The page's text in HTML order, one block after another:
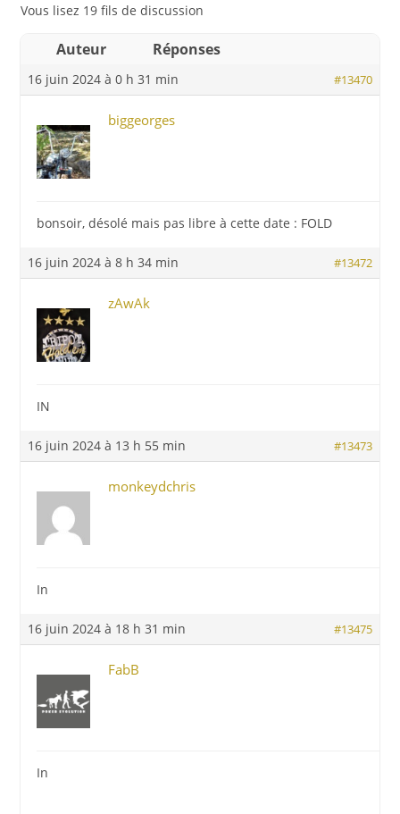
Vous lisez 19 fils de discussion
Auteur Réponses
16 juin 2024 à 0 h 31 min #13470
biggeorges
bonsoir, désolé mais pas libre à cette date : FOLD
16 juin 2024 à 8 h 34 min #13472
zAwAk
IN
16 juin 2024 à 13 h 55 min #13473
monkeydchris
In
16 juin 2024 à 18 h 31 min #13475
FabB
In